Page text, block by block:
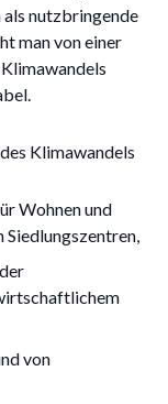
als nutzbringende
man von einer
Klimawandels
Wohnen und
Siedlungszentren,
von